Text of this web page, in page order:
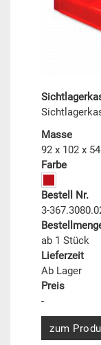
Masse
92 x 102 x
Farbe
Bestell Nr.
3-
ab 1 Stück
Lieferzeit
Ab Lager
Preis
-
zum